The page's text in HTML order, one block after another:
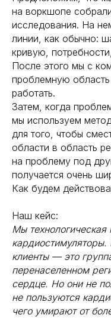
на воркшопе
исследования. На
линии, как обычно:
кривую,
После этого мы с
проблемную
работать.
Затем, когда
мы используем
для того, чтобы
области в область
на проблему под
получается очень
Как будем
Наш кейс:
Мы технологическая
клиенты — это
перенаселенном
сердце. Но они не
не пользуются
чего умирают от